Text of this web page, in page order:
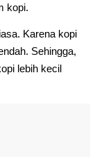
kopi.
Karena kopi
Sehingga,
lebih kecil